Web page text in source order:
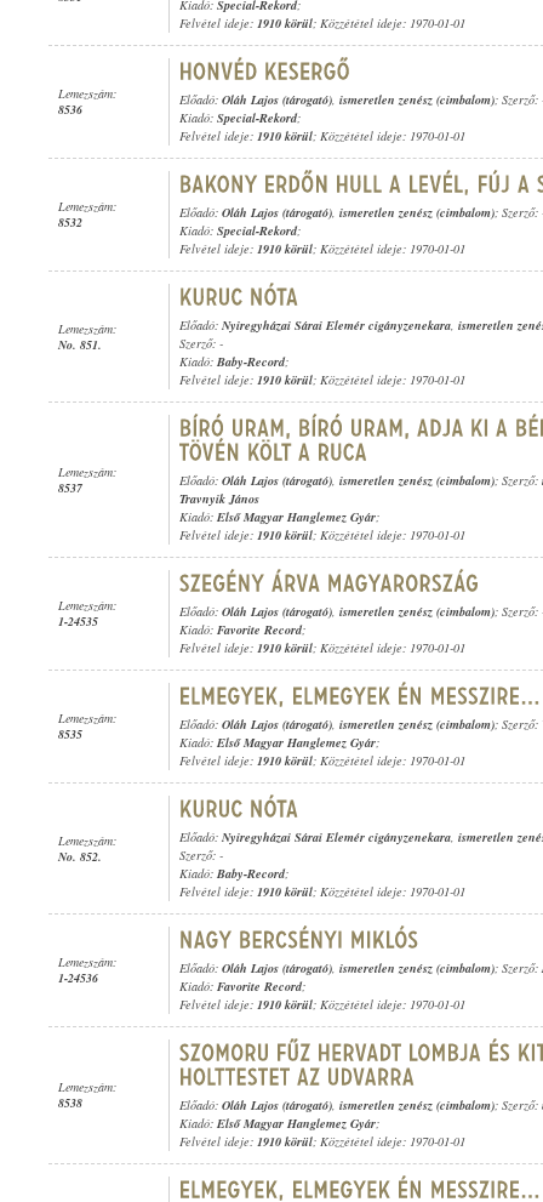
Kiadó: Special-Rekord;
Felvétel ideje: 1910 körül; Közzététel ideje: 1970-01-01
Lemezszám:
8536
Előadó: Oláh Lajos (tárogató), ismeretlen zenész (cimbalom); Szerző:
Kiadó: Special-Rekord;
Felvétel ideje: 1910 körül; Közzététel ideje: 1970-01-01
Lemezszám:
8532
Előadó: Oláh Lajos (tárogató), ismeretlen zenész (cimbalom); Szerző:
Kiadó: Special-Rekord;
Felvétel ideje: 1910 körül; Közzététel ideje: 1970-01-01
Lemezszám:
No. 851.
Előadó: Nyiregyházai Sárai Elemér cigányzenekara, ismeretlen
Szerző: -
Kiadó: Baby-Record;
Felvétel ideje: 1910 körül; Közzététel ideje: 1970-01-01
Lemezszám:
8537
Előadó: Oláh Lajos (tárogató), ismeretlen zenész (cimbalom); Szerző:
Travnyik János
Kiadó: Első Magyar Hanglemez Gyár;
Felvétel ideje: 1910 körül; Közzététel ideje: 1970-01-01
Lemezszám:
1-24535
Előadó: Oláh Lajos (tárogató), ismeretlen zenész (cimbalom); Szerző:
Kiadó: Favorite Record;
Felvétel ideje: 1910 körül; Közzététel ideje: 1970-01-01
Lemezszám:
8535
Előadó: Oláh Lajos (tárogató), ismeretlen zenész (cimbalom); Szerző:
Kiadó: Első Magyar Hanglemez Gyár;
Felvétel ideje: 1910 körül; Közzététel ideje: 1970-01-01
Lemezszám:
No. 852.
Előadó: Nyiregyházai Sárai Elemér cigányzenekara, ismeretlen
Szerző: -
Kiadó: Baby-Record;
Felvétel ideje: 1910 körül; Közzététel ideje: 1970-01-01
Lemezszám:
1-24536
Előadó: Oláh Lajos (tárogató), ismeretlen zenész (cimbalom); Szerző:
Kiadó: Favorite Record;
Felvétel ideje: 1910 körül; Közzététel ideje: 1970-01-01
Lemezszám:
8538
Előadó: Oláh Lajos (tárogató), ismeretlen zenész (cimbalom); Szerző:
Kiadó: Első Magyar Hanglemez Gyár;
Felvétel ideje: 1910 körül; Közzététel ideje: 1970-01-01